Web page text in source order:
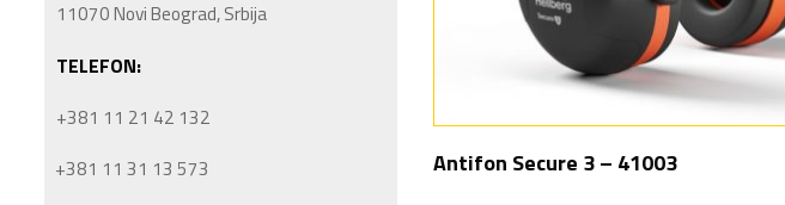
11070 Novi Beograd, Srbija
TELEFON:
+381 11 21 42 132
+381 11 31 13 573
Antifon Secure 3 – 41003